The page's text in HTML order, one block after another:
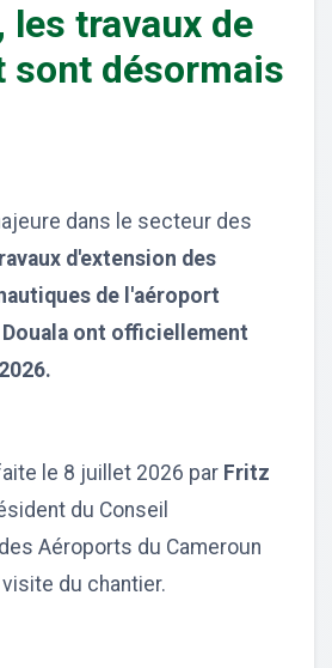
les travaux de
sont désormais
dans le secteur des
d'extension des
de l'aéroport
ont officiellement
le 8 juillet 2026 par Fritz
du Conseil
Aéroports du Cameroun
du chantier.